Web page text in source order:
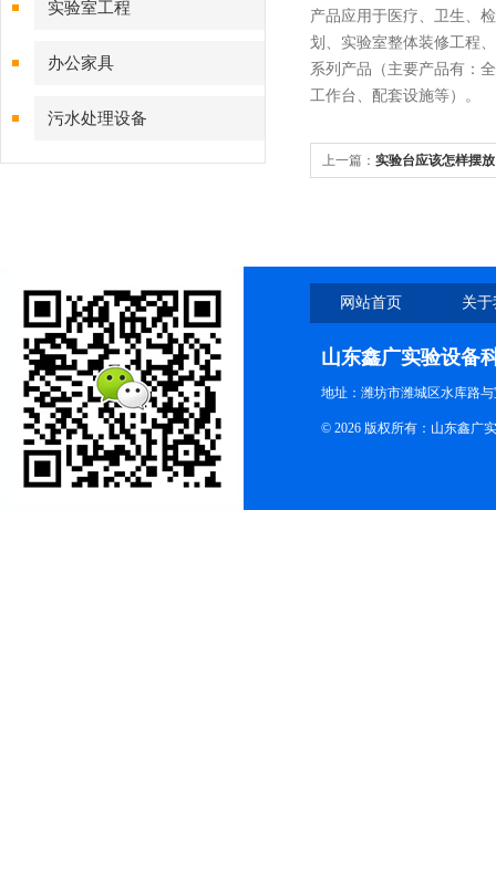
实验室工程
办公家具
污水处理设备
产品应用于医疗、卫生、
划、实验室整体装修工程
系列产品（主要产品有：
工作台、配套设施等）。
上一篇： 实验台应该怎样摆
网站首页 关
山东鑫广实验设备
地址：潍坊市潍城区水库路
© 2026 版权所有：山东鑫广